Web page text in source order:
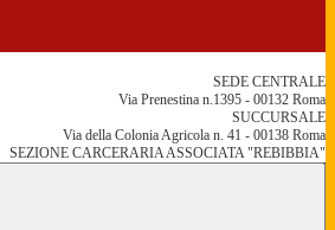
SEDE CENTRALE
Via Prenestina n.1395 - 00132 Roma
SUCCURSALE
Via della Colonia Agricola n. 41 - 00138 Roma
SEZIONE CARCERARIA ASSOCIATA "REBIBBIA"